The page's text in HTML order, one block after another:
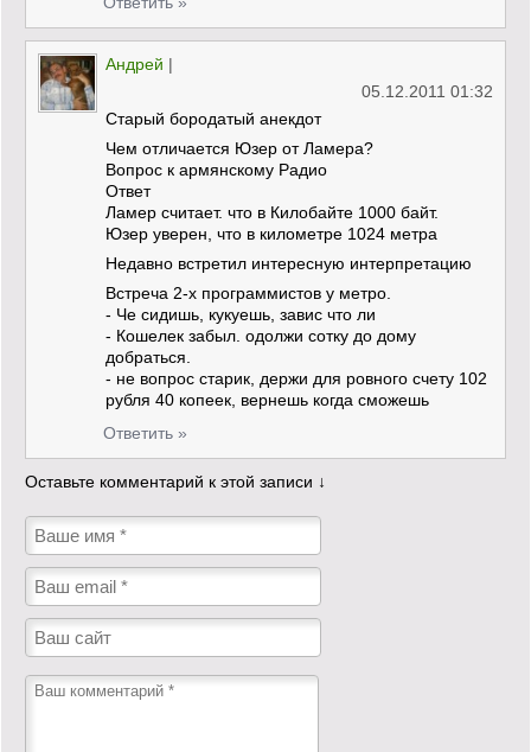
Андрей |
05.12.2011 01:32
Старый бородатый анекдот
Чем отличается Юзер от Ламера?
Вопрос к армянскому Радио
Ответ
Ламер считает. что в Килобайте 1000 байт.
Юзер уверен, что в километре 1024 метра
Недавно встретил интересную интерпретацию
Встреча 2-х программистов у метро.
- Че сидишь, кукуешь, завис что ли
- Кошелек забыл. одолжи сотку до дому
добраться.
- не вопрос старик, держи для ровного счету 102
рубля 40 копеек, вернешь когда сможешь
Ответить »
Оставьте комментарий к этой записи ↓